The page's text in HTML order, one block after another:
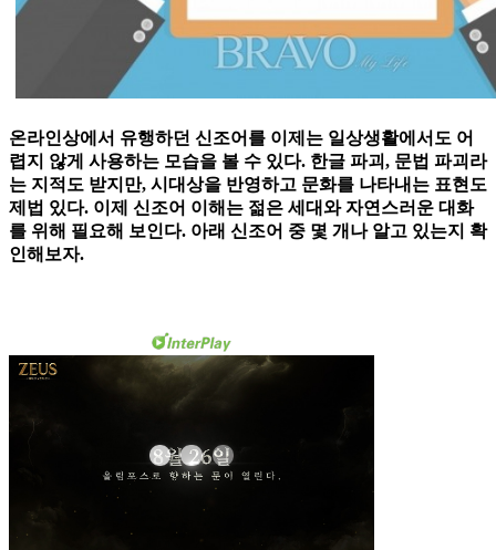
온라인상에서 유행하던 신조어를 이제는 일상생활에서도 어
렵지 않게 사용하는 모습을 볼 수 있다. 한글 파괴, 문법 파괴라
는 지적도 받지만, 시대상을 반영하고 문화를 나타내는 표현도
제법 있다. 이제 신조어 이해는 젊은 세대와 자연스러운 대화
를 위해 필요해 보인다. 아래 신조어 중 몇 개나 알고 있는지 확
인해보자.